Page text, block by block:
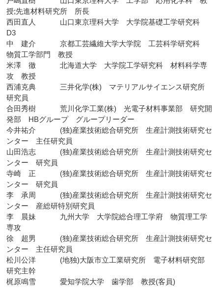
授;先進材料研究所 所長
西田直人 山口東京理科大学 大学院基礎工学研究科
D3
中 建介 京都工芸繊維大学大学院 工芸科学研究科
物質工学部門 教授
米澤 徹 北海道大学 大学院工学研究科 材料科学専
攻 教授
西浦克典 三井化学(株) マテリアルサイエンス研究所
研究員
合田秀樹 荒川化学工業(株) 光電子材料事業部 研究開
発部 HBグループ グループリーダー
今井祐介 (独)産業技術総合研究所 生産計測技術研究セ
ンター 主任研究員
山田浩志 (独)産業技術総合研究所 生産計測技術研究セ
ンター 研究員
寺崎 正 (独)産業技術総合研究所 生産計測技術研究セ
ンター 研究員
李 承周 (独)産業技術総合研究所 生産計測技術研究セ
ンター 産総研特別研究員
李 晨妹 九州大学 大学院総合理工学府 物質理工学
専攻
徐 超男 (独)産業技術総合研究所 生産計測技術研究セ
ンター 主任研究員
松川公洋 (地独)大阪市立工業研究所 電子材料研究部
研究主幹
梶原鳴雪 愛知学院大学 歯学部 教授(客員)